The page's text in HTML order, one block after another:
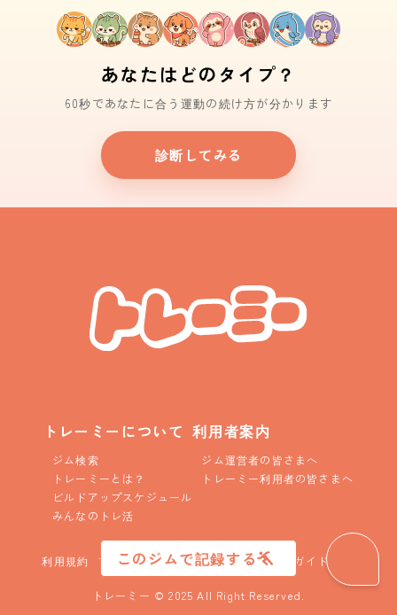
このジムで記録する
あなたはどのタイプ？
60秒であなたに合う運動の続け方が分かります
診断してみる
トレーミーについて
ジム検索
トレーミーとは？
ビルドアップスケジュール
みんなのトレ活
利用者案内
ジム運営者の皆さまへ
トレーミー利用者の皆さまへ
利用規約 プライバシーポリシー コニュニティガイドライン
トレーミー © 2025 All Right Reserved.